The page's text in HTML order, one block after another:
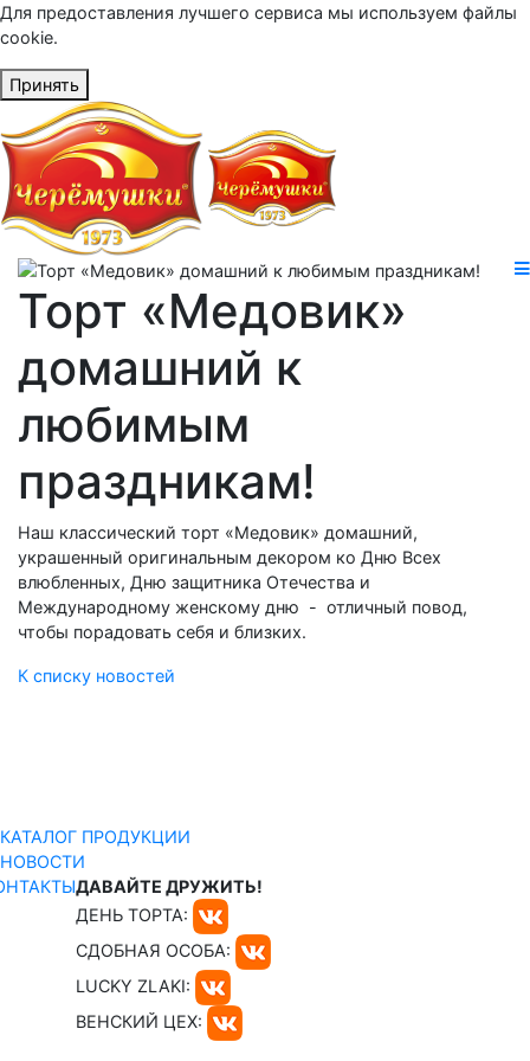
Для предоставления лучшего сервиса мы используем файлы
cookie.
Принять
Торт «Медовик»
домашний к
любимым
праздникам!
Наш классический торт «Медовик» домашний,
украшенный оригинальным декором ко Дню Всех
влюбленных, Дню защитника Отечества и
Международному женскому дню - отличный повод,
чтобы порадовать себя и близких.
К списку новостей
КАТАЛОГ ПРОДУКЦИИ
НОВОСТИ
ДАВАЙТЕ ДРУЖИТЬ!
ДЕНЬ ТОРТА:
СДОБНАЯ ОСОБА:
LUCKY ZLAKI:
ВЕНСКИЙ ЦЕХ: